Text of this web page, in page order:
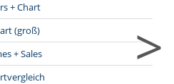
+ Chart
(groß)
+ Sales
>